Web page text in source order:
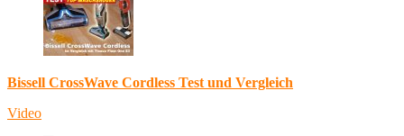
Bissell CrossWave Cordless Test und Vergleich
Video